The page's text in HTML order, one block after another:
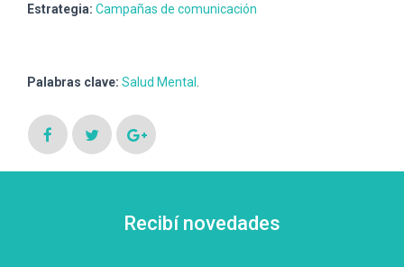
Estrategia: Campañas de comunicación
Palabras clave: Salud Mental
Recibí novedades